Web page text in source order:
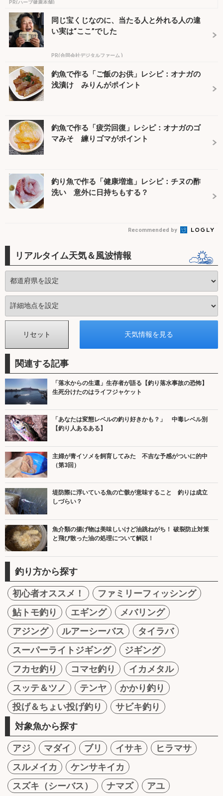
PR(ハーブ健康本舗)
同じ宝くじなのに、当たる人と外れる人の違
い実は“ここ”でした
PR(合同会社デジタルファーム )
釣魚で作る「ご飯のお供」レシピ：オナガの
浅漬け みりんがポイント
釣魚で作る「疲労回復」レシピ：オナガのゴ
マみそ 練りゴマがポイント
釣り魚で作る「健康増進」レシピ：チヌの酢
洗い 意外に日持ちもする？
Recommended by
リアルタイム天気＆風波情報
関連する記事
「落水からの生還」生存者が語る【釣り落水事故の恐怖】
生死分けたのはライフジャケット
「あなたは変態レベルの釣り好きかも？」 中毒レベル別
【釣り人あるある】
主婦が青イソメを飼育してみた 不吉な予感がついに的中
（第3回）
堤防際に浮いている魚の亡骸が意味すること 釣りは成立
しづらい？
魚介類の揚げ物は美味しいけど油跳ねがち！ 破裂防止対策
と飛び散った油の処理について解説！
釣り方から探す
初心者オススメ！
ファミリーフィッシング
鮎トモ釣り
エギング
メバリング
アジング
ルアーシーバス
タイラバ
スーパーライトジギング
ジギング
フカセ釣り
コマセ釣り
イカメタル
スッテ＆ツノ
テンヤ
かかり釣り
投げ＆ちょい投げ釣り
サビキ釣り
対象魚から探す
アジ マダイ ブリ イサキ
ヒラマサ
スルメイカ
ケンサキイカ
スズキ（シーバス）
ナマズ
アユ